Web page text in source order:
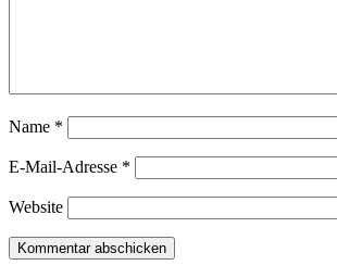
Name *
E-Mail-Adresse *
Website